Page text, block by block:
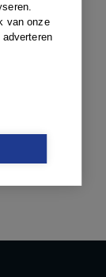
van onze